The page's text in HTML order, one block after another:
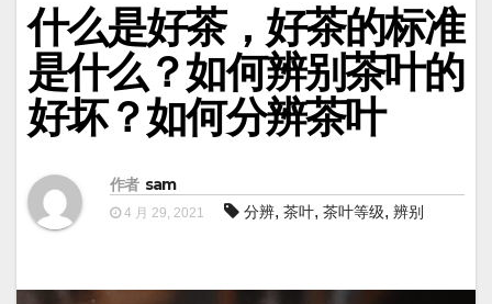
什么是好茶，好茶的标准
是什么？如何辨别茶叶的
好坏？如何分辨茶叶
作者 sam
4 月 29, 2021 分辨, 茶叶, 茶叶等级, 辨别